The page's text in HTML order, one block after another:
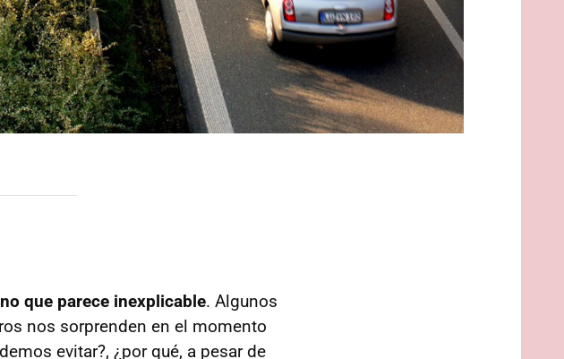
que parece inexplicable. Algunos
nos sorprenden en el momento
evitar?, ¿por qué, a pesar de